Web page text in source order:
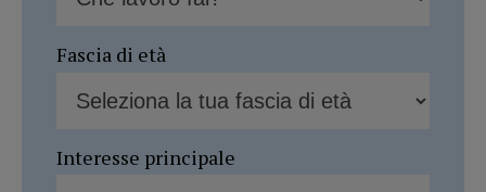
Fascia di età
Interesse principale